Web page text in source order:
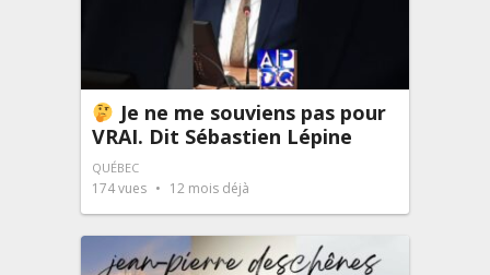
Je ne me souviens pas pour
VRAI. Dit Sébastien Lépine
QUÉBEC
174vues 12 mois déjà